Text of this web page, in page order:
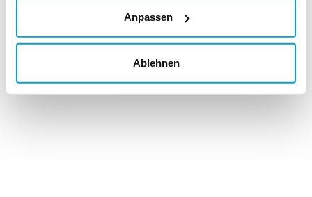
Anpassen
Ablehnen